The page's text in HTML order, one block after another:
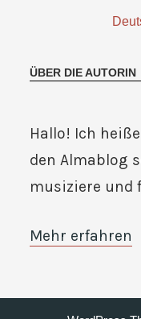
ÜBER DIE AUTORIN
Hallo! Ich
den Almablog
musiziere und
Mehr erfahren